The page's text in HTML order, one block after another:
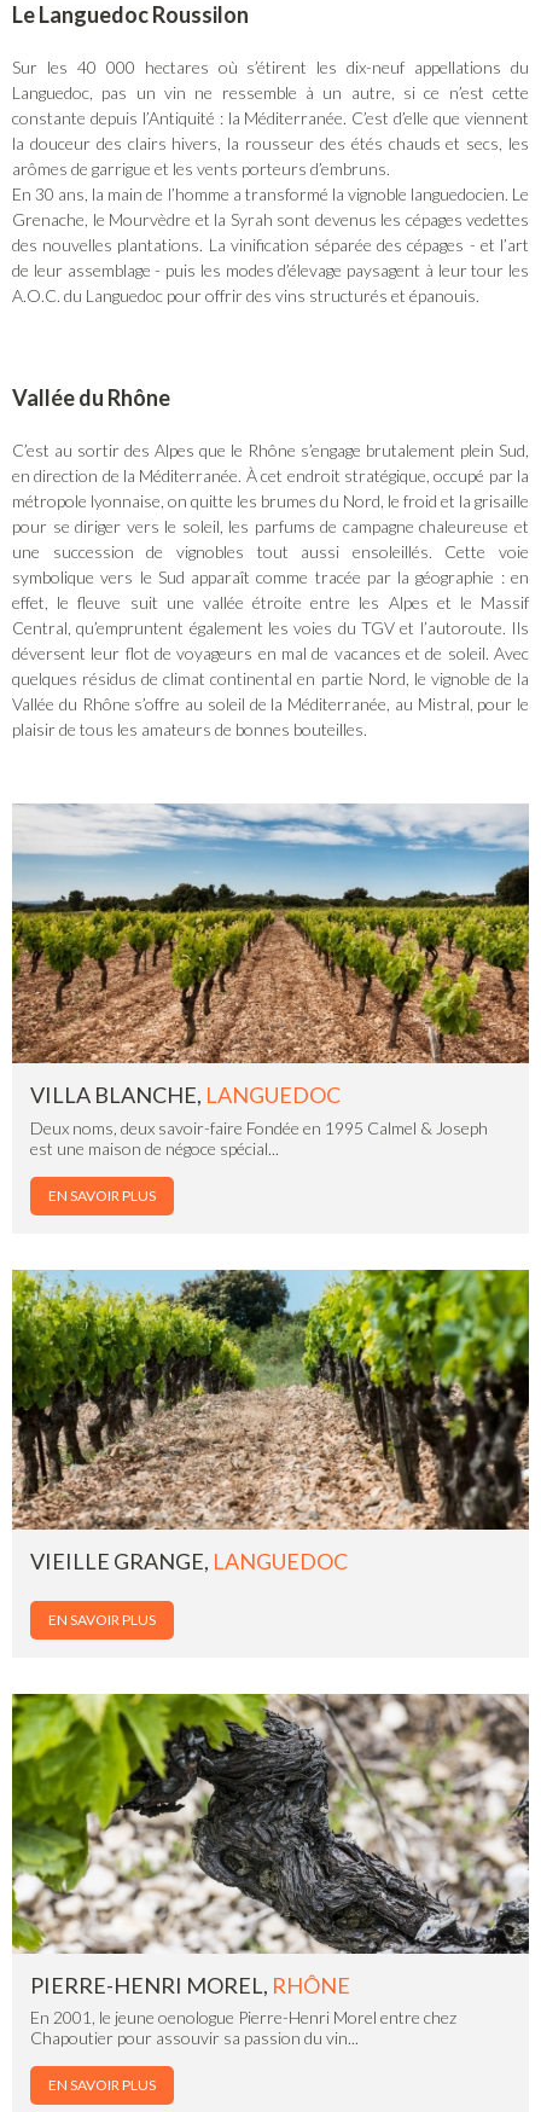
Le Languedoc Roussilon
Sur les 40 000 hectares où s’étirent les dix-neuf appellations du
Languedoc, pas un vin ne ressemble à un autre, si ce n’est cette
constante depuis l’Antiquité : la Méditerranée. C’est d’elle que viennent
la douceur des clairs hivers, la rousseur des étés chauds et secs, les
arômes de garrigue et les vents porteurs d’embruns.
En 30 ans, la main de l’homme a transformé la vignoble languedocien. Le
Grenache, le Mourvèdre et la Syrah sont devenus les cépages vedettes
des nouvelles plantations. La vinification séparée des cépages - et l’art
de leur assemblage - puis les modes d’élevage paysagent à leur tour les
A.O.C. du Languedoc pour offrir des vins structurés et épanouis.
Vallée du Rhône
C’est au sortir des Alpes que le Rhône s’engage brutalement plein Sud,
en direction de la Méditerranée. À cet endroit stratégique, occupé par la
métropole lyonnaise, on quitte les brumes du Nord, le froid et la grisaille
pour se diriger vers le soleil, les parfums de campagne chaleureuse et
une succession de vignobles tout aussi ensoleillés. Cette voie
symbolique vers le Sud apparaît comme tracée par la géographie : en
effet, le fleuve suit une vallée étroite entre les Alpes et le Massif
Central, qu’empruntent également les voies du TGV et l’autoroute. Ils
déversent leur flot de voyageurs en mal de vacances et de soleil. Avec
quelques résidus de climat continental en partie Nord, le vignoble de la
Vallée du Rhône s’offre au soleil de la Méditerranée, au Mistral, pour le
plaisir de tous les amateurs de bonnes bouteilles.
VILLA BLANCHE, LANGUEDOC
Deux noms, deux savoir-faire Fondée en 1995 Calmel & Joseph
est une maison de négoce spécial...
EN SAVOIR PLUS
VIEILLE GRANGE, LANGUEDOC
EN SAVOIR PLUS
PIERRE-HENRI MOREL, RHÔNE
En 2001, le jeune oenologue Pierre-Henri Morel entre chez
Chapoutier pour assouvir sa passion du vin...
EN SAVOIR PLUS